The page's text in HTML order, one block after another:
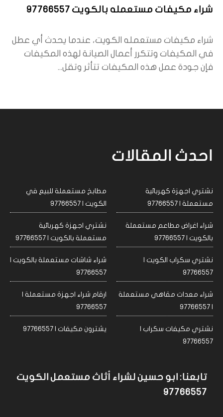
شراء مكيفات مستعمله بالكويت 97766557
شراء مكيفات مستعمله الكويت، عندما يحدث أي عطل
في المكيفات وتتكرر أعمال الصيانة لهذه المكيفات
فإن جودة عمل هذه المكيفات تتأثر وتقل...
احدث المقالات
نشتري اجهزة كهربائية
مستعملة | 97766557
مطابخ مستعملة للبيع في
الكويت | 97766557
شراء اغراض مطاعم مستعملة
بالكويت | 97766557
نشتري اجهزة كهربائية
مستعملة بالكويت | 97766557
نشتري سكراب الكويت |
97766557
شراء شاشات مستعملة بالكويت |
97766557
شراء معدات مقاهي مستعملة
| 97766557
ارقام شراء اجهزة مستعملة |
97766557
نشتري مكيفات سكراب |
97766557
يشترون مكيفات | 97766557
تابعنا: ابو حسين لشراء أثاث مستعمل الكويت
97766557